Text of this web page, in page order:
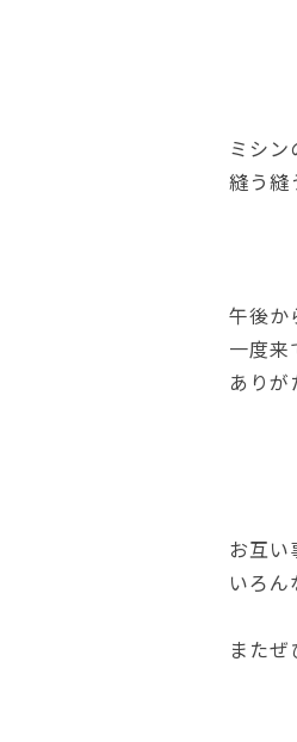
ミシン
縫う
午後か
一度来
ありが
お互い
いろん
またぜ